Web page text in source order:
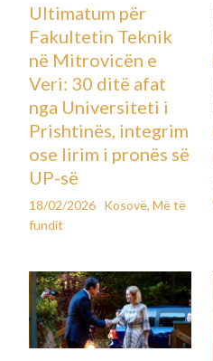
Ultimatum për
Fakultetin Teknik
në Mitrovicën e
Veri: 30 ditë afat
nga Universiteti i
Prishtinës, integrim
ose lirim i pronës së
UP-së
18/02/2026 Kosovë,Më të
fundit